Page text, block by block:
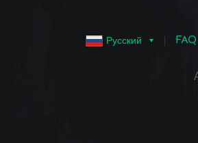
Русский FAQ